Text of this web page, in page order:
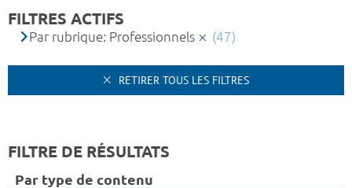
FILTRES ACTIFS
Par rubrique: Professionnels (47)
RETIRER TOUS LES FILTRES
FILTRE DE RÉSULTATS
Par type de contenu